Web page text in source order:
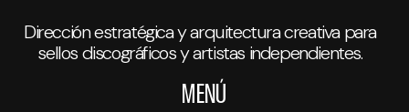
Dirección estratégica y arquitectura creativa para
sellos discográficos y artistas independientes.
MENÚ